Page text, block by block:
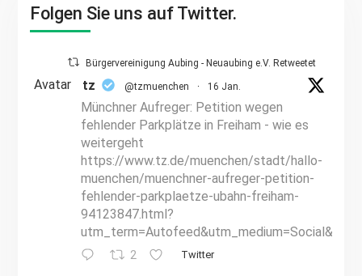
Folgen Sie uns auf Twitter.
Bürgervereinigung Aubing - Neuaubing e.V. Retweetet
Avatar tz @tzmuenchen · 16 Jan.
Münchner Aufreger: Petition wegen
fehlender Parkplätze in Freiham - wie es
weitergeht
https://www.tz.de/muenchen/stadt/hallo-
muenchen/muenchner-aufreger-petition-
fehlender-parkplaetze-ubahn-freiham-
94123847.html?
2 Twitter